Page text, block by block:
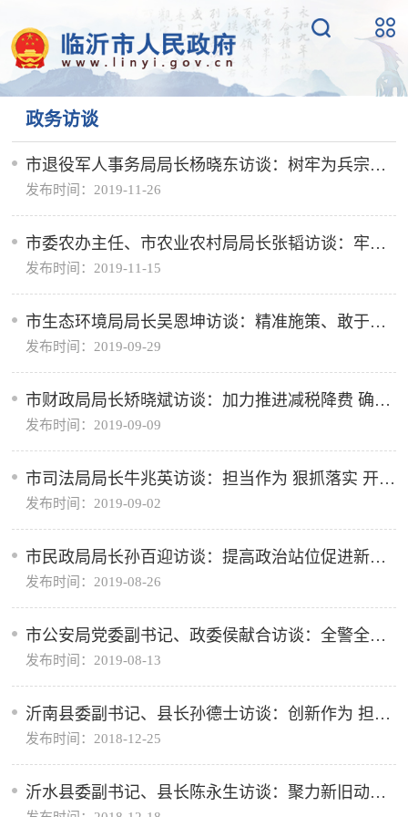
政务访谈
市退役军人事务局局长杨晓东访谈：树牢为兵宗旨
狠抓政策落实 全力做好部分退役士兵社会保险接续
工作
发布时间：2019-11-26
市委农办主任、市农业农村局局长张韬访谈：牢记
使命勇担当 科学谋划促发展 奋力探索乡村振兴齐鲁
样板沂蒙路径
发布时间：2019-11-15
市生态环境局局长吴恩坤访谈：精准施策、敢于亮
剑坚决打赢打好大气污染防治攻坚战
发布时间：2019-09-29
市财政局局长矫晓斌访谈：加力推进减税降费 确保
政策落地见效
发布时间：2019-09-09
市司法局局长牛兆英访谈：担当作为 狠抓落实 开创
全面依法治市和司法行政工作新局面
发布时间：2019-09-02
市民政局局长孙百迎访谈：提高政治站位促进新时
代民政事业高质量发展
发布时间：2019-08-26
市公安局党委副书记、政委侯献合访谈：全警全力
保稳定 一心一意促发展 勇当践行沂蒙精神排头兵
发布时间：2019-08-13
沂南县委副书记、县长孙德士访谈：创新作为 担当
实干 加快建设宜业宜居宜游沂南
发布时间：2018-12-25
沂水县委副书记、县长陈永生访谈：聚力新旧动能